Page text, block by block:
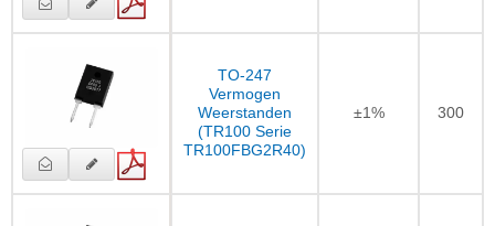
TO-247
Vermogen
Weerstanden
(TR100 Serie
TR100FBG2R40)
±1% 300